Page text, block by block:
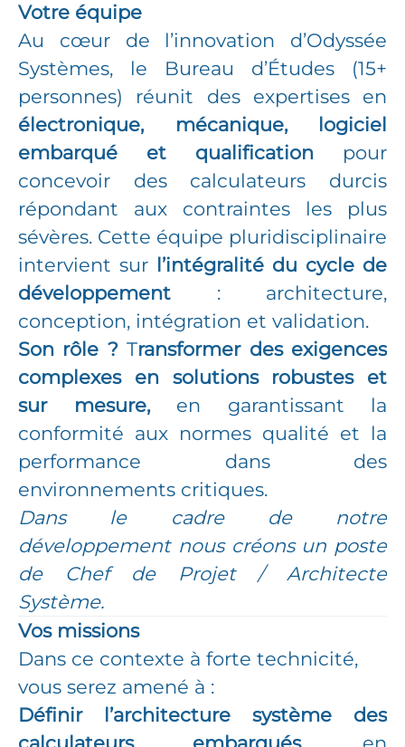
Votre équipe
Au cœur de l’innovation d’Odyssée
Systèmes, le Bureau d’Études (15+
personnes) réunit des expertises en
électronique, mécanique, logiciel
embarqué et qualification pour
concevoir des calculateurs durcis
répondant aux contraintes les plus
sévères. Cette équipe pluridisciplinaire
intervient sur l’intégralité du cycle de
développement : architecture,
conception, intégration et validation.
Son rôle ?Transformer des exigences
complexes en solutions robustes et
sur mesure,en garantissant la
conformité aux normes qualité et la
performance dans des
environnements critiques.
Dans le cadre de notre
développement nous créons un poste
de Chef de Projet / Architecte
Système.
Vos missions
Dans ce contexte à forte technicité,
vous serez amené à :
Définir l’architecture système des